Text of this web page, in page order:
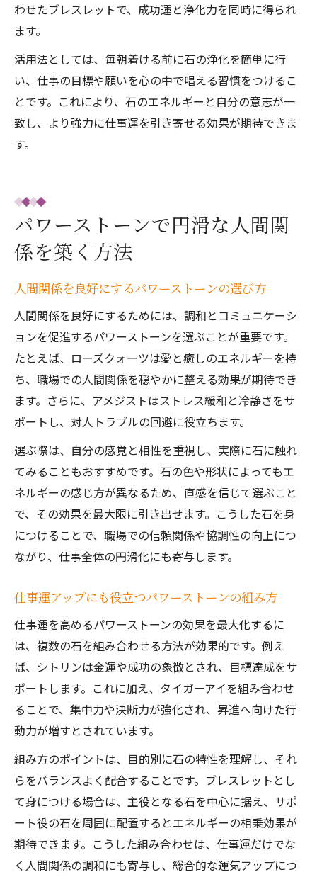
わせたブレスレットで、成功運と浄化力を同時に得られ
ます。
活用法としては、毎朝着ける前に石の浄化を簡単に行
い、仕事の目標や願いを心の中で唱える習慣をつけるこ
とです。これにより、石のエネルギーと自分の意志が一
致し、より強力に仕事運を引き寄せる効果が期待できま
す。
パワーストーンで円滑な人間関
係を築く方法
人間関係を良好にするパワーストーンの選び方
人間関係を良好にするためには、調和とコミュニケーシ
ョンを促進するパワーストーンを選ぶことが重要です。
たとえば、ローズクォーツは愛と癒しのエネルギーを持
ち、職場での人間関係を穏やかに整える効果が期待でき
ます。さらに、アメジストはストレス緩和と冷静さをサ
ポートし、対人トラブルの回避に役立ちます。
選ぶ際は、自分の感覚と相性を重視し、実際に石に触れ
てみることもおすすめです。石の色や形状によってもエ
ネルギーの感じ方が異なるため、直感を信じて選ぶこと
で、その効果を最大限に引き出せます。こうした石を身
につけることで、職場での信頼関係や協調性の向上につ
ながり、仕事全体の円滑化にも寄与します。
仕事運アップにも役立つパワーストーンの組み方
仕事運を高めるパワーストーンの効果を最大化するに
は、複数の石を組み合わせる方法が効果的です。例え
ば、シトリンは金運や成功の象徴とされ、目標達成をサ
ポートします。これに加え、タイガーアイを組み合わせ
ることで、集中力や決断力が強化され、昇進へ向けた行
動力が増すとされています。
組み方のポイントは、目的別に石の特性を理解し、それ
らをバランスよく配合することです。ブレスレットとし
て身につける場合は、主役となる石を中心に据え、サポ
ート役の石を周囲に配置するとエネルギーの相乗効果が
期待できます。こうした組み合わせは、仕事運だけでな
く人間関係の調和にも寄与し、総合的な運気アップにつ